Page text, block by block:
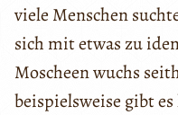
viele Menschen
sich mit etwas zu
Moscheen wuchs
beispielsweise gibt